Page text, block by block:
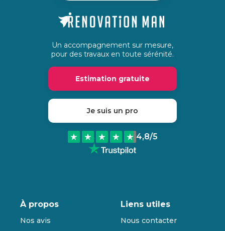
Un accompagnement sur mesure,
pour des travaux en toute sérénité.
Estimation gratuite
Je suis un pro
4,8/5
À propos
Nos avis
Liens utiles
Nous contacter